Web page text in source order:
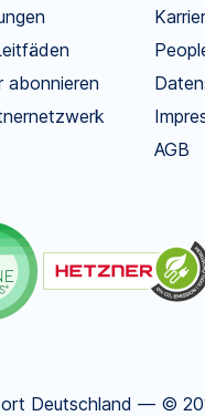
abonnieren
AGB
Deutschland — ©